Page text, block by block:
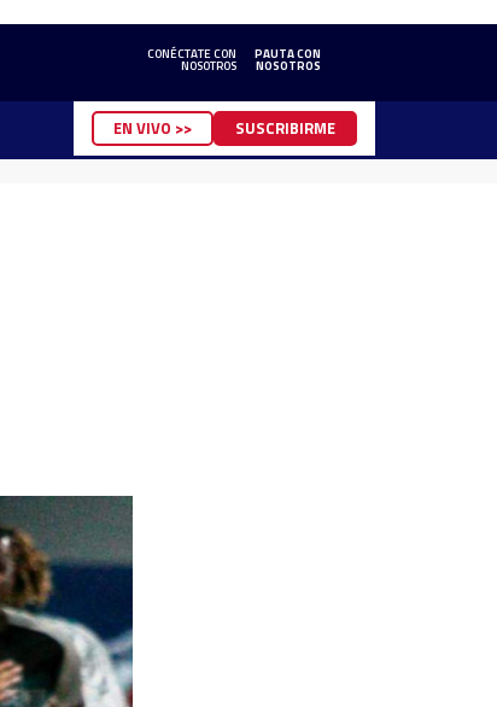
CONÉCTATE CON
NOSOTROS
PAUTA CON
NOSOTROS
EN VIVO >> SUSCRIBIRME